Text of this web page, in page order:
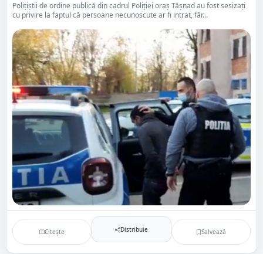
Polițiștii de ordine publică din cadrul Poliției oraș Tășnad au fost sesizați
cu privire la faptul că persoane necunoscute ar fi intrat, făr...
Citește Distribuie Salvează